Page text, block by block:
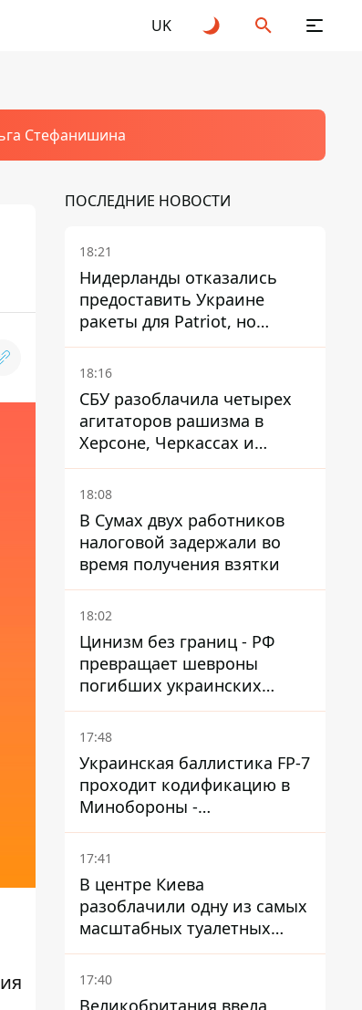
UK
Стефанишина
ПОСЛЕДНИЕ НОВОСТИ
18:21
Нидерланды отказались
предоставить Украине
ракеты для Patriot, но
готовы помочь иначе
18:16
СБУ разоблачила четырех
агитаторов рашизма в
Херсоне, Черкассах и
Сумской области
18:08
В Сумах двух работников
налоговой задержали во
время получения взятки
18:02
Цинизм без границ - РФ
превращает шевроны
погибших украинских
защитников в экспонаты
"музея СВО"
17:48
Украинская баллистика FP-7
проходит кодификацию в
Минобороны -
приближается боевое
применение - Reuters
17:41
В центре Киева
разоблачили одну из самых
масштабных туалетных
схем с фиктивным домом
17:40
Великобритания ввела